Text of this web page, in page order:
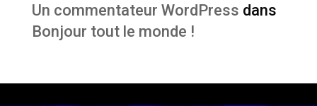
Un commentateur WordPress dans
Bonjour tout le monde !